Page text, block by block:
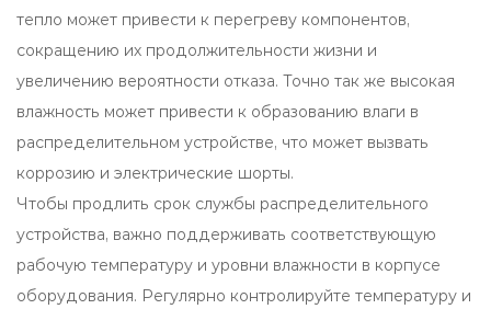
тепло может привести к перегреву компонентов,
сокращению их продолжительности жизни и
увеличению вероятности отказа. Точно так же высокая
влажность может привести к образованию влаги в
распределительном устройстве, что может вызвать
коррозию и электрические шорты.
Чтобы продлить срок службы распределительного
устройства, важно поддерживать соответствующую
рабочую температуру и уровни влажности в корпусе
оборудования. Регулярно контролируйте температуру и